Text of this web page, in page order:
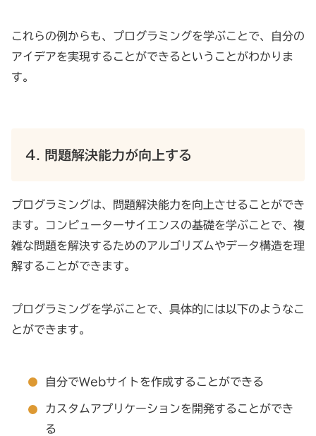
これらの例からも、プログラミングを学ぶことで、自分の
アイデアを実現することができるということがわかりま
す。
4. 問題解決能力が向上する
プログラミングは、問題解決能力を向上させることができ
ます。コンピューターサイエンスの基礎を学ぶことで、複
雑な問題を解決するためのアルゴリズムやデータ構造を理
解することができます。
プログラミングを学ぶことで、具体的には以下のようなこ
とができます。
自分でWebサイトを作成することができる
カスタムアプリケーションを開発することができ
る